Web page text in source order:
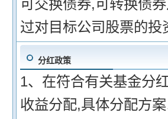
可交换债券,可转换债
过对目标公司股票的
分红政策
1、在符合有关基金分
收益分配,具体分配方